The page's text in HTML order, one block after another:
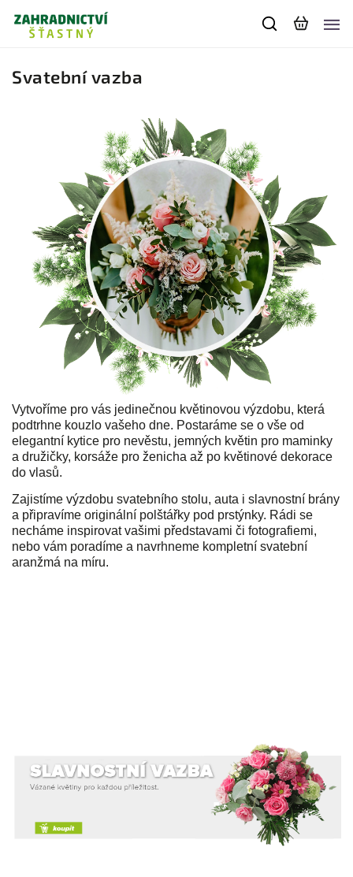
Svatební vazba
Vytvoříme pro vás jedinečnou květinovou výzdobu, která
podtrhne kouzlo vašeho dne. Postaráme se o vše od
elegantní kytice pro nevěstu, jemných květin pro maminky
a družičky, korsáže pro ženicha až po květinové dekorace
do vlasů.
Zajistíme výzdobu svatebního stolu, auta i slavnostní brány
a připravíme originální polštářky pod prstýnky. Rádi se
necháme inspirovat vašimi představami či fotografiemi,
nebo vám poradíme a navrhneme kompletní svatební
aranžmá na míru.